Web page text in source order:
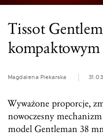
Tissot
Magdalena Piekarska
Wyważone proporcje,
nowoczesny
model Gentleman 38